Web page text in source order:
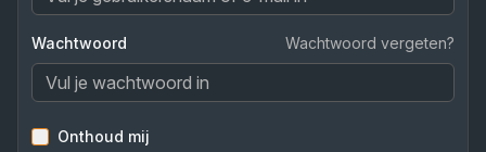
Wachtwoord Wachtwoord vergeten?
Onthoud mij